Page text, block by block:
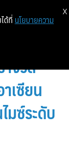
งวัล
เซียน
มซ์ระดับ
ด้ที่ นโยบายความ
X